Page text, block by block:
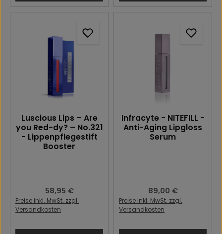
Luscious Lips – Are
you Red-dy? – No.321
- Lippenpflegestift
Booster
Regulärer Preis:
58,95 €
Preise inkl. MwSt. zzgl.
Versandkosten
Infracyte - NITEFILL -
Anti-Aging Lipgloss
Serum
Regulärer Preis:
89,00 €
Preise inkl. MwSt. zzgl.
Versandkosten